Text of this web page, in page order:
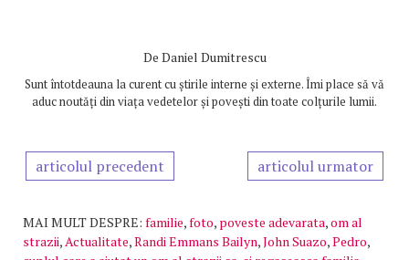
De Daniel Dumitrescu
Sunt întotdeauna la curent cu știrile interne și externe. Îmi place să vă
aduc noutăți din viața vedetelor și povești din toate colțurile lumii.
articolul precedent articolul urmator
MAI MULT DESPRE: familie,foto, poveste adevarata,om al
strazii, Actualitate,Randi Emmans Bailyn,John Suazo,Pedro,